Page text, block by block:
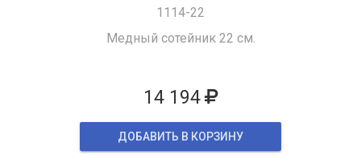
1114-22
Медный сотейник 22 см.
14 194
ДОБАВИТЬ В КОРЗИНУ